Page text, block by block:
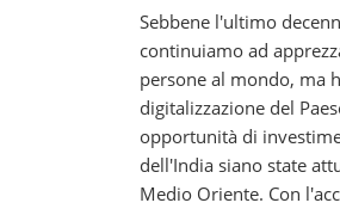
Sebbene l'ultimo
continuiamo ad
persone al mondo, ma
digitalizzazione del
opportunità di
dell'India siano state
Medio Oriente. Con